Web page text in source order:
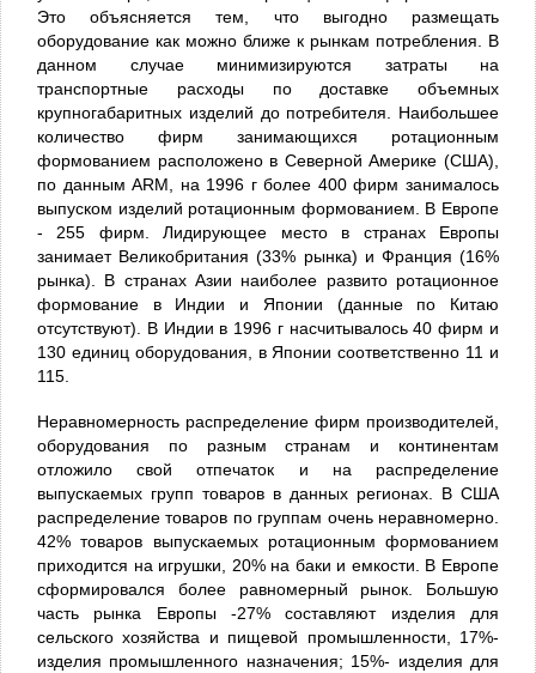
Это объясняется тем, что выгодно размещать
оборудование как можно ближе к рынкам потребления. В
данном случае минимизируются затраты на
транспортные расходы по доставке объемных
крупногабаритных изделий до потребителя. Наибольшее
количество фирм занимающихся ротационным
формованием расположено в Северной Америке (США),
по данным ARM, на 1996 г более 400 фирм занималось
выпуском изделий ротационным формованием. В Европе
- 255 фирм. Лидирующее место в странах Европы
занимает Великобритания (33% рынка) и Франция (16%
рынка). В странах Азии наиболее развито ротационное
формование в Индии и Японии (данные по Китаю
отсутствуют). В Индии в 1996 г насчитывалось 40 фирм и
130 единиц оборудования, в Японии соответственно 11 и
115.
Неравномерность распределение фирм производителей,
оборудования по разным странам и континентам
отложило свой отпечаток и на распределение
выпускаемых групп товаров в данных регионах. В США
распределение товаров по группам очень неравномерно.
42% товаров выпускаемых ротационным формованием
приходится на игрушки, 20% на баки и емкости. В Европе
сформировался более равномерный рынок. Большую
часть рынка Европы -27% составляют изделия для
сельского хозяйства и пищевой промышленности, 17%-
изделия промышленного назначения; 15%- изделия для